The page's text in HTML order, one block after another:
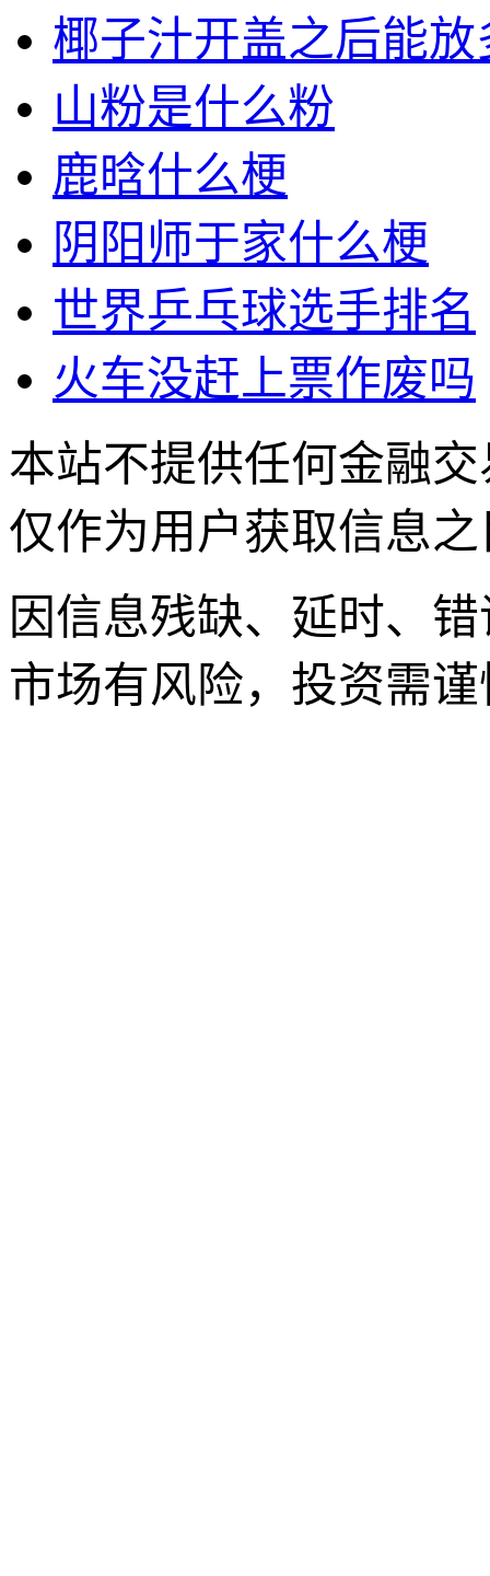
椰子汁开盖之后能放
山粉是什么粉
鹿晗什么梗
阴阳师于家什么梗
世界乒乓球选手排名
火车没赶上票作废吗
本站不提供任何金融
仅作为用户获取信息
因信息残缺、延时、
市场有风险，投资需